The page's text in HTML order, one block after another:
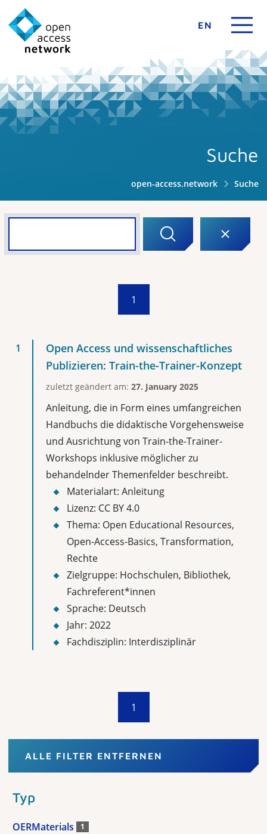
EN
Suche
open-access.network Suche
1
Open Access und wissenschaftliches
Publizieren: Train-the-Trainer-Konzept
zuletzt geändert am: 27. January 2025
Anleitung, die in Form eines umfangreichen
Handbuchs die didaktische Vorgehensweise
und Ausrichtung von Train-the-Trainer-
Workshops inklusive möglicher zu
behandelnder Themenfelder beschreibt.
Materialart: Anleitung
Lizenz: CC BY 4.0
Thema: Open Educational Resources,
Open-Access-Basics, Transformation,
Rechte
Zielgruppe: Hochschulen, Bibliothek,
Fachreferent*innen
Sprache: Deutsch
Jahr: 2022
Fachdisziplin: Interdisziplinär
1
ALLE FILTER ENTFERNEN
Typ
OERMaterials 1